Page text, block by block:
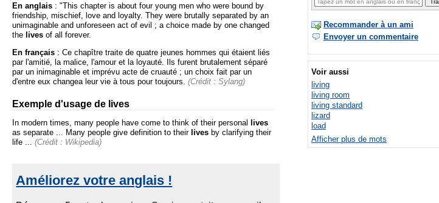
En anglais : "This chapter is about four young men who were bound by
friendship, mischief, love and loyalty. They were brutally separated by an
unimaginable and unforeseen act of evil ; a choice made by one changed
the lives of all forever.
En français : Ce chapître traite de quatre jeunes hommes qui étaient liés
par l'amitié, la malice, l'amour et la loyauté. Ils furent brutalement séparé
par un inimaginable et imprévu acte de cruauté ; un choix fait par un
d'entre eux changea leur vie à tous pour toujours. (Crédit : Sylang)
Exemple d'usage de lives
In modern times, many people have come to think of their personal
lives
as separate ... Many people give definition to their lives by clarifying their
life ... (Crédit : Wikipedia)
Recommander à un ami
Envoyer un commentaire
Voir aussi
living
living room
living standard
lizard
load
Afficher plus de mots